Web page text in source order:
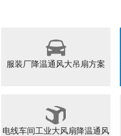
服装厂降温通风大吊扇方案
电线车间工业大风扇降温通风